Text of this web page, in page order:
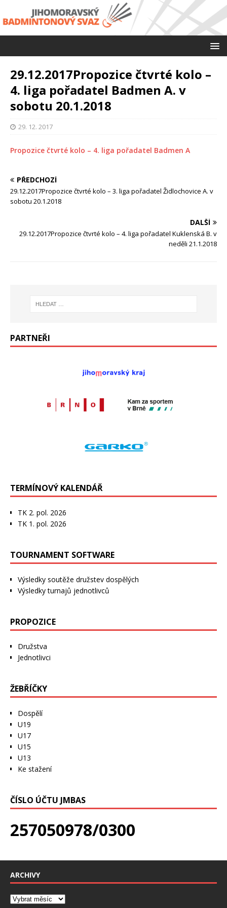
29.12.2017Propozice čtvrté kolo –
4. liga pořadatel Badmen A. v
sobotu 20.1.2018
29. 12. 2017
Propozice čtvrté kolo – 4. liga pořadatel Badmen A
PŘEDCHOZÍ
29.12.2017Propozice čtvrté kolo – 3. liga pořadatel Židlochovice A. v
sobotu 20.1.2018
DALŠÍ
29.12.2017Propozice čtvrté kolo – 4. liga pořadatel Kuklenská B. v
neděli 21.1.2018
PARTNEŘI
TERMÍNOVÝ KALENDÁŘ
TK 2. pol. 2026
TK 1. pol. 2026
TOURNAMENT SOFTWARE
Výsledky soutěže družstev dospělých
Výsledky turnajů jednotlivců
PROPOZICE
Družstva
Jednotlivci
ŽEBŘÍČKY
Dospělí
U19
U17
U15
U13
Ke stažení
ČÍSLO ÚČTU JMBAS
257050978/0300
ARCHIVY